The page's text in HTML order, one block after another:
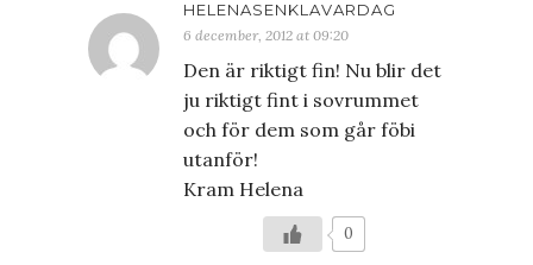
HELENASENKLAVARDAG
6 december, 2012 at 09:20
Den är riktigt fin! Nu blir det
ju riktigt fint i sovrummet
och för dem som går föbi
utanför!
Kram Helena
0